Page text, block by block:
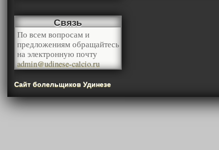
Связь
По всем вопросам и
предложениям обращайтесь
на электронную почту
admin@udinese-calcio.ru
Сайт болельщиков Удинезе